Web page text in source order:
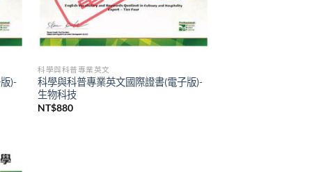
)-
科學與科普專業英文
科學與科普專業英文國際證書(電子版)-
生物科技
NT$880